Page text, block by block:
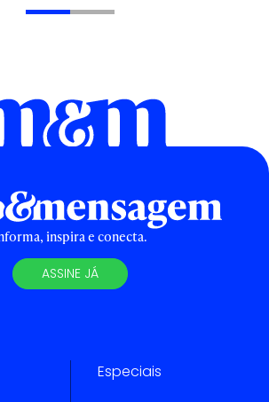
inspira e conecta.
ASSINE JÁ
Especiais